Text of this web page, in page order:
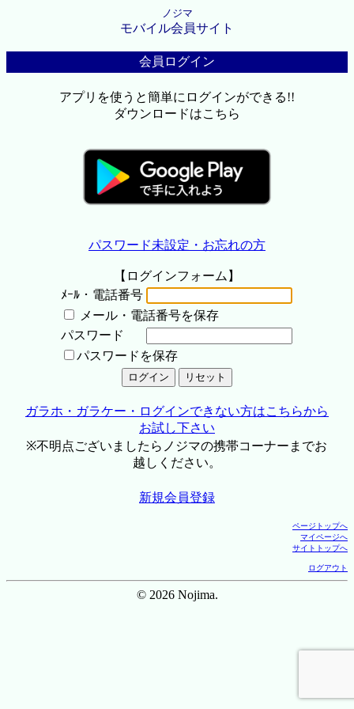
ノジマ
モバイル会員サイト
会員ログイン
アプリを使うと簡単にログインができる!!
ダウンロードはこちら
パスワード未設定・お忘れの方
【ログインフォーム】
ﾒｰﾙ・電話番号
メール・電話番号を保存
パスワード
パスワードを保存
ガラホ・ガラケー・ログインできない方はこちらから
お試し下さい
※不明点ございましたらノジマの携帯コーナーまでお
越しください。
新規会員登録
ページトップへ
マイページへ
サイトトップへ
ログアウト
© 2026 Nojima.